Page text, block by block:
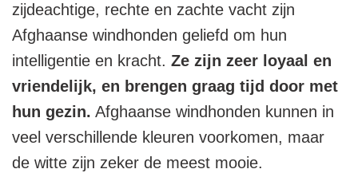
zijdeachtige, rechte en zachte vacht zijn
Afghaanse windhonden geliefd om hun
intelligentie en kracht. Ze zijn zeer loyaal en
vriendelijk, en brengen graag tijd door met
hun gezin. Afghaanse windhonden kunnen in
veel verschillende kleuren voorkomen, maar
de witte zijn zeker de meest mooie.